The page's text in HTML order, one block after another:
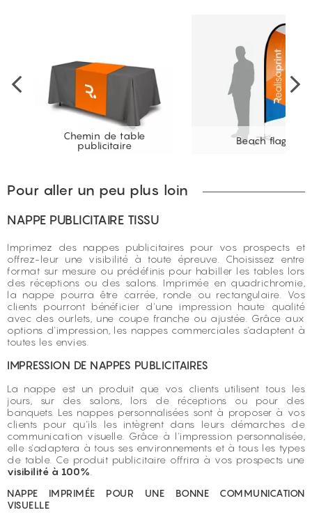
Chemin de table
publicitaire
Beach flag
Pour aller un peu plus loin
NAPPE PUBLICITAIRE TISSU
Imprimez des nappes publicitaires pour vos prospects et
offrez-leur une visibilité à toute épreuve. Choisissez entre
format sur mesure ou prédéfinis pour habiller les tables lors
des réceptions ou des salons. Imprimée en quadrichromie,
la nappe pourra être carrée, ronde ou rectangulaire. Vos
clients pourront bénéficier d'une impression haute qualité
avec des ourlets, une coupe franche ou ajustée. Grâce aux
options d'impression, les nappes commerciales s'adaptent à
toutes les envies.
IMPRESSION DE NAPPES PUBLICITAIRES
La nappe est un produit que vos clients utilisent tous les
jours, sur des salons, lors de réceptions ou pour des
banquets. Les nappes personnalisées sont à proposer à vos
clients pour qu'ils les intègrent dans leurs démarches de
communication visuelle. Grâce à l'impression personnalisée,
elle s'adaptera à tous ses environnements et à tous les types
de table. Ce produit publicitaire offrira à vos prospects une
visibilité à 100%
NAPPE IMPRIMÉE POUR UNE BONNE COMMUNICATION
VISUELLE